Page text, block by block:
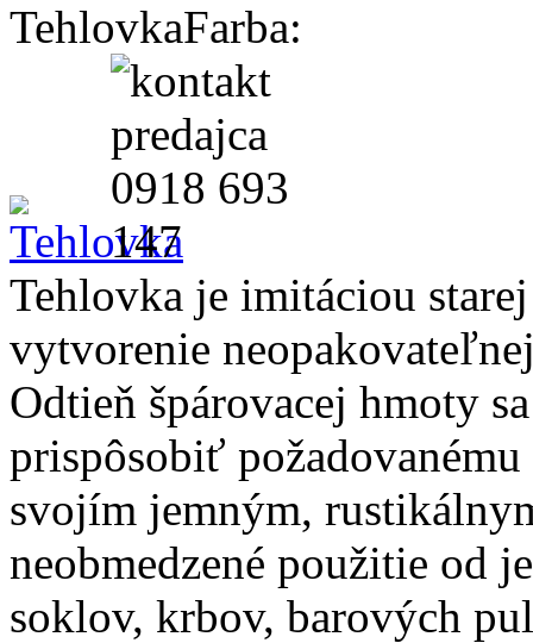
TehlovkaFarba:
Tehlovka je imitáciou
vytvorenie
Odtieň špárovacej hmoty
prispôsobiť
svojím jemným,
neobmedzené použitie od
soklov, krbov, barových